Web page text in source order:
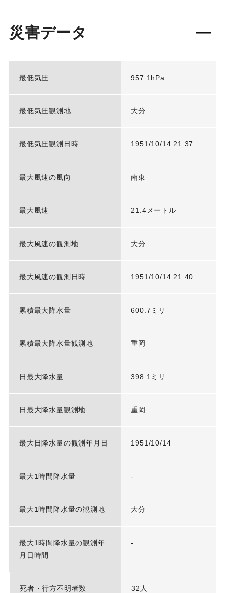
災害データ
最低気圧 957.1hPa
最低気圧観測地 大分
最低気圧観測日時 1951/10/14 21:37
最大風速の風向 南東
最大風速 21.4メートル
最大風速の観測地 大分
最大風速の観測日時 1951/10/14 21:40
累積最大降水量 600.7ミリ
累積最大降水量観測地 重岡
日最大降水量 398.1ミリ
日最大降水量観測地 重岡
最大日降水量の観測年月日 1951/10/14
最大1時間降水量 -
最大1時間降水量の観測地 大分
最大1時間降水量の観測年
月日時間
-
死者・行方不明者数 32人